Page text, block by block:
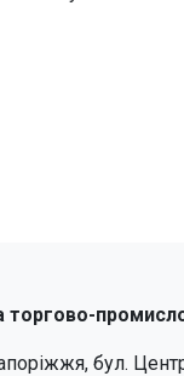
торгово-
бул.